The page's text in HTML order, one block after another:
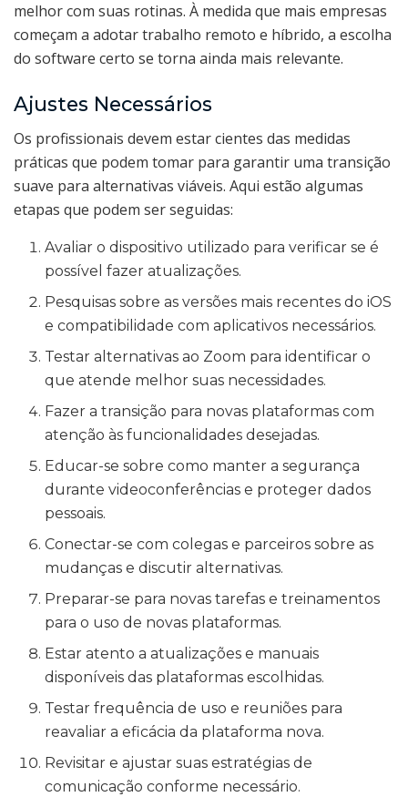
melhor com suas rotinas. À medida que mais empresas
começam a adotar trabalho remoto e híbrido, a escolha
do software certo se torna ainda mais relevante.
Ajustes Necessários
Os profissionais devem estar cientes das medidas
práticas que podem tomar para garantir uma transição
suave para alternativas viáveis. Aqui estão algumas
etapas que podem ser seguidas:
Avaliar o dispositivo utilizado para verificar se é
possível fazer atualizações.
Pesquisas sobre as versões mais recentes do iOS
e compatibilidade com aplicativos necessários.
Testar alternativas ao Zoom para identificar o
que atende melhor suas necessidades.
Fazer a transição para novas plataformas com
atenção às funcionalidades desejadas.
Educar-se sobre como manter a segurança
durante videoconferências e proteger dados
pessoais.
Conectar-se com colegas e parceiros sobre as
mudanças e discutir alternativas.
Preparar-se para novas tarefas e treinamentos
para o uso de novas plataformas.
Estar atento a atualizações e manuais
disponíveis das plataformas escolhidas.
Testar frequência de uso e reuniões para
reavaliar a eficácia da plataforma nova.
Revisitar e ajustar suas estratégias de
comunicação conforme necessário.